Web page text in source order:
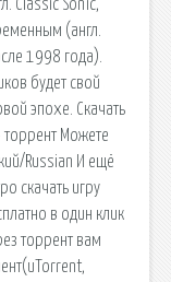
Classic Sonic,
(англ.
1998 года).
будет свой
эпохе. Скачать
торрент Можете
Russian И ещё
скачать игру
в один клик
торрент вам